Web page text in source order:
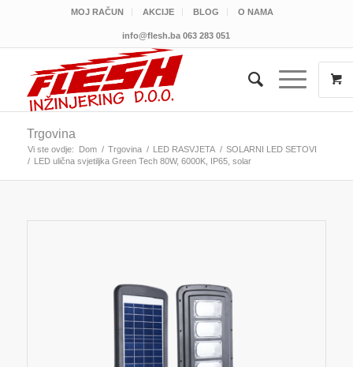
MOJ RAČUN AKCIJE BLOG O NAMA
info@flesh.ba 063 283 051
Trgovina
Vi ste ovdje: Dom / Trgovina / LED RASVJETA / SOLARNI LED SETOVI
/ LED ulična svjetiljka Green Tech 80W, 6000K, IP65, solar